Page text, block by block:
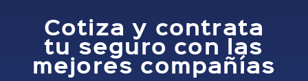
Cotiza y contrata
tu seguro con las
mejores compañías